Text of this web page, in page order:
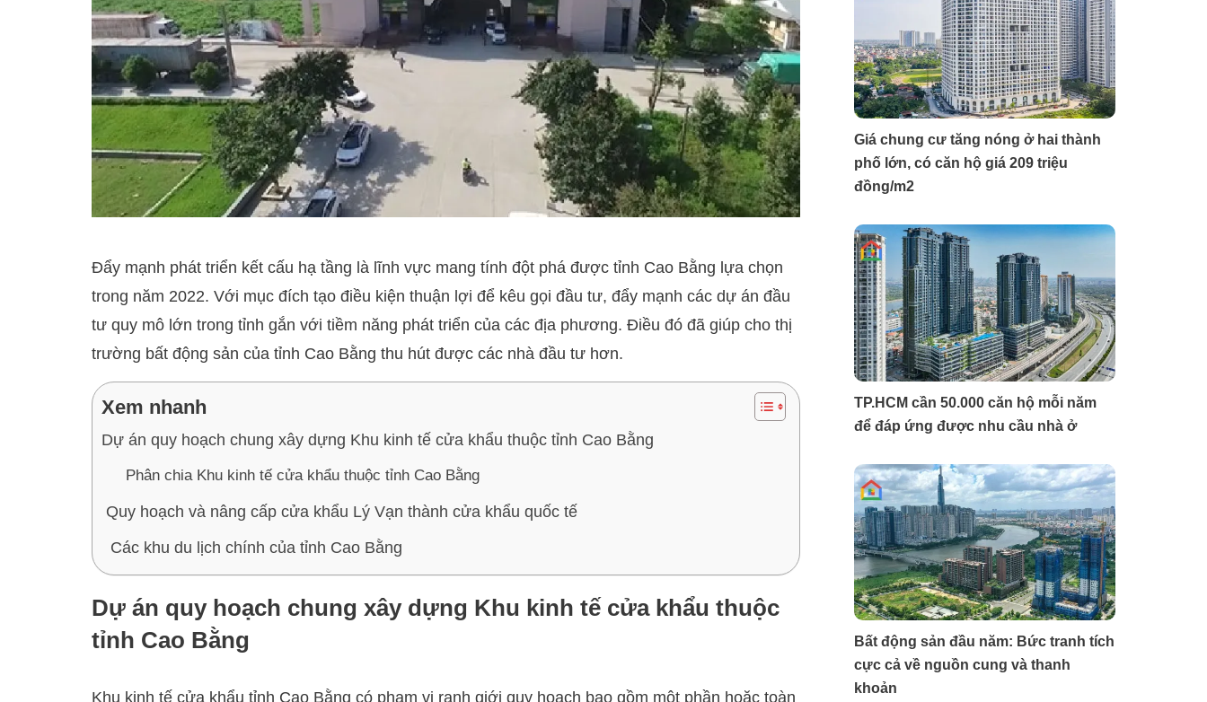
Đẩy mạnh phát triển kết cấu hạ tầng là lĩnh vực mang tính đột phá được tỉnh Cao Bằng lựa chọn
trong năm 2022. Với mục đích tạo điều kiện thuận lợi để kêu gọi đầu tư, đẩy mạnh các dự án đầu
tư quy mô lớn trong tỉnh gắn với tiềm năng phát triển của các địa phương. Điều đó đã giúp cho thị
trường bất động sản của tỉnh Cao Bằng thu hút được các nhà đầu tư hơn.
Xem nhanh
Dự án quy hoạch chung xây dựng Khu kinh tế cửa khẩu thuộc tỉnh Cao Bằng
Phân chia Khu kinh tế cửa khẩu thuộc tỉnh Cao Bằng
Quy hoạch và nâng cấp cửa khẩu Lý Vạn thành cửa khẩu quốc tế
Các khu du lịch chính của tỉnh Cao Bằng
Dự án quy hoạch chung xây dựng Khu kinh tế cửa khẩu thuộc
tỉnh Cao Bằng
Khu kinh tế cửa khẩu tỉnh Cao Bằng có phạm vi ranh giới quy hoạch bao gồm một phần hoặc toàn
Giá chung cư tăng nóng ở hai thành
phố lớn, có căn hộ giá 209 triệu
đồng/m2
TP.HCM cần 50.000 căn hộ mỗi năm
để đáp ứng được nhu cầu nhà ở
Bất động sản đầu năm: Bức tranh tích
cực cả về nguồn cung và thanh
khoản